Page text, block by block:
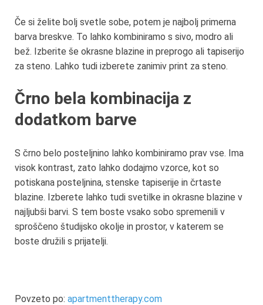
Če si želite bolj svetle sobe, potem je najbolj primerna
barva breskve. To lahko kombiniramo s sivo, modro ali
bež. Izberite še okrasne blazine in preprogo ali tapiserijo
za steno. Lahko tudi izberete zanimiv print za steno.
Črno bela kombinacija z
dodatkom barve
S črno belo posteljnino lahko kombiniramo prav vse. Ima
visok kontrast, zato lahko dodajmo vzorce, kot so
potiskana posteljnina, stenske tapiserije in črtaste
blazine. Izberete lahko tudi svetilke in okrasne blazine v
najljubši barvi. S tem boste vsako sobo spremenili v
sproščeno študijsko okolje in prostor, v katerem se
boste družili s prijatelji.
Povzeto po: apartmenttherapy.com